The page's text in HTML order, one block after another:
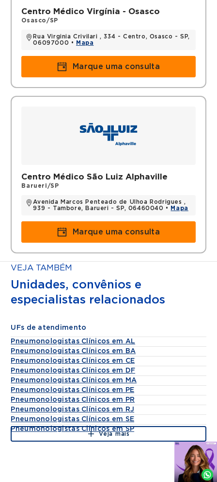
Centro Médico Virgínia - Osasco
Osasco/SP
Rua Virginia Crivilari , 334 - Centro, Osasco - SP,
06097000 •
Mapa
Marque uma consulta
Centro Médico São Luiz Alphaville
Barueri/SP
Avenida Marcos Penteado de Ulhoa Rodrigues ,
939 - Tambore, Barueri - SP, 06460040 •
Mapa
Marque uma consulta
VEJA TAMBÉM
Unidades, convênios e
especialistas relacionados
UFs de atendimento
Pneumonologistas Clínicos em AL
Pneumonologistas Clínicos em BA
Pneumonologistas Clínicos em CE
Pneumonologistas Clínicos em DF
Pneumonologistas Clínicos em MA
Pneumonologistas Clínicos em PE
Pneumonologistas Clínicos em PR
Pneumonologistas Clínicos em RJ
Pneumonologistas Clínicos em SE
Pneumonologistas Clínicos em SP
Veja mais
Agende
Whatsapp